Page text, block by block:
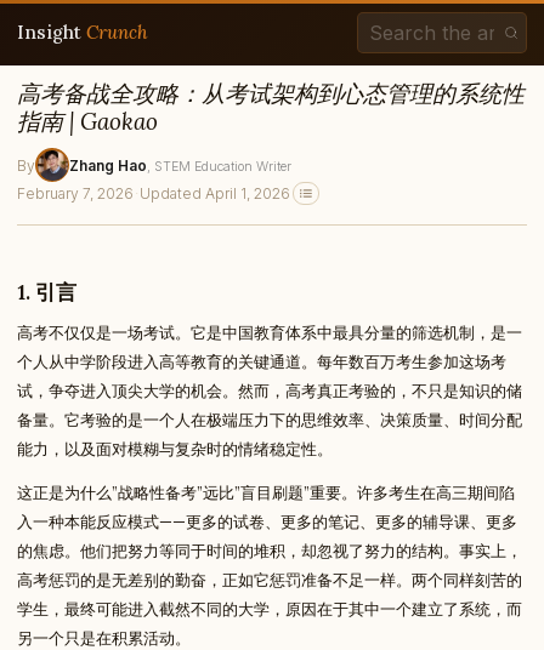
Insight Crunch
高考备战全攻略：从考试架构到心态管理的系统性
指南 | Gaokao
By Zhang Hao , STEM Education Writer
February 7, 2026 · Updated April 1, 2026
1. 引言
高考不仅仅是一场考试。它是中国教育体系中最具分量的筛选机制，是一
个人从中学阶段进入高等教育的关键通道。每年数百万考生参加这场考
试，争夺进入顶尖大学的机会。然而，高考真正考验的，不只是知识的储
备量。它考验的是一个人在极端压力下的思维效率、决策质量、时间分配
能力，以及面对模糊与复杂时的情绪稳定性。
这正是为什么”战略性备考”远比”盲目刷题”重要。许多考生在高三期间陷
入一种本能反应模式——更多的试卷、更多的笔记、更多的辅导课、更多
的焦虑。他们把努力等同于时间的堆积，却忽视了努力的结构。事实上，
高考惩罚的是无差别的勤奋，正如它惩罚准备不足一样。两个同样刻苦的
学生，最终可能进入截然不同的大学，原因在于其中一个建立了系统，而
另一个只是在积累活动。